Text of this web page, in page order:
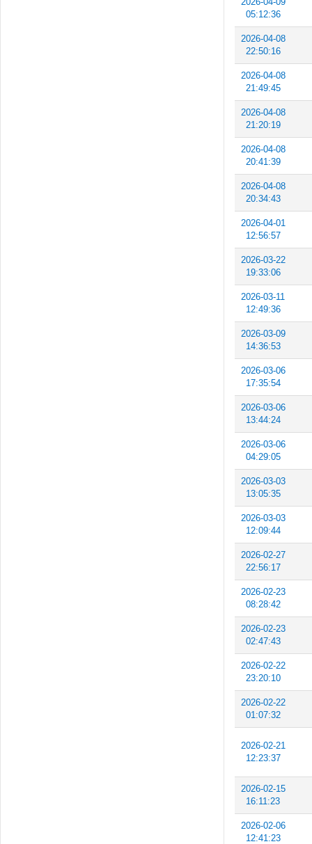
05:12:36
2026-04-08
22:50:16
2026-04-08
21:49:45
2026-04-08
21:20:19
2026-04-08
20:41:39
2026-04-08
20:34:43
2026-04-01
12:56:57
2026-03-22
19:33:06
2026-03-11
12:49:36
2026-03-09
14:36:53
2026-03-06
17:35:54
2026-03-06
13:44:24
2026-03-06
04:29:05
2026-03-03
13:05:35
2026-03-03
12:09:44
2026-02-27
22:56:17
2026-02-23
08:28:42
2026-02-23
02:47:43
2026-02-22
23:20:10
2026-02-22
01:07:32
2026-02-21
12:23:37
2026-02-15
16:11:23
2026-02-06
12:41:23